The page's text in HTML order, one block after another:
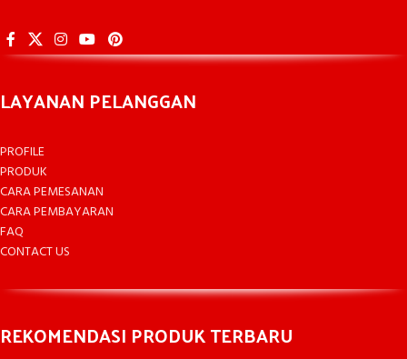
LAYANAN PELANGGAN
PROFILE
PRODUK
CARA PEMESANAN
CARA PEMBAYARAN
FAQ
CONTACT US
REKOMENDASI PRODUK TERBARU